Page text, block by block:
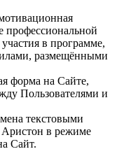
профессиональной
в программе,
размещёнными
форма на Сайте,
Пользователями и
текстовыми
в режиме
Сайт.